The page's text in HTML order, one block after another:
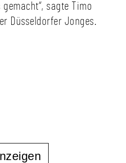
sagte Timo
Düsseldorfer Jonges.